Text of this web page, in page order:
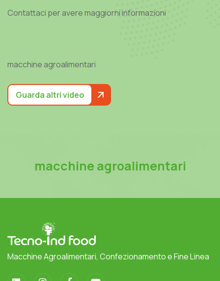
Contattaci per avere maggiorni informazioni
macchine agroalimentari
Guarda altri video
macchine agroalimentari
Macchine Agroalimentari, Confezionamento e Fine Linea